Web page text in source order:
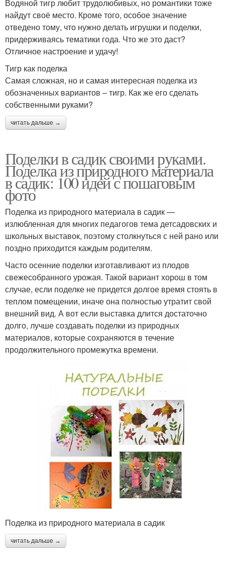
Водяной тигр любит трудолюбивых, но романтики тоже
найдут своё место. Кроме того, особое значение
отведено тому, что нужно делать игрушки и поделки,
придерживаясь тематики года. Что же это даст?
Отличное настроение и удачу!
Тигр как поделка
Самая сложная, но и самая интересная поделка из
обозначенных вариантов – тигр. Как же его сделать
собственными руками?
читать дальше →
Поделки в садик своими руками.
Поделка из природного материала
в садик: 100 идей с пошаговым
фото
Поделка из природного материала в садик —
излюбленная для многих педагогов тема детсадовских и
школьных выставок, поэтому столкнуться с ней рано или
поздно приходится каждым родителям.
Часто осенние поделки изготавливают из плодов
свежесобранного урожая. Такой вариант хорош в том
случае, если поделке не придется долгое время стоять в
теплом помещении, иначе она полностью утратит свой
внешний вид. А вот если выставка длится достаточно
долго, лучше создавать поделки из природных
материалов, которые сохраняются в течение
продолжительного промежутка времени.
Поделка из природного материала в садик
читать дальше →